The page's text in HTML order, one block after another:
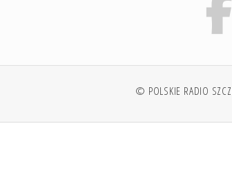
© POLSKIE RADIO